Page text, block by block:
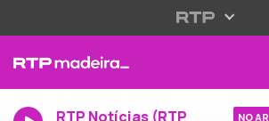
RTP Notícias (RTP
NO AR